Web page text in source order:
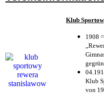
Klub
1908
Klub
von